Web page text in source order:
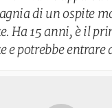
di un ospite
Ha 15 anni, è il
e potrebbe